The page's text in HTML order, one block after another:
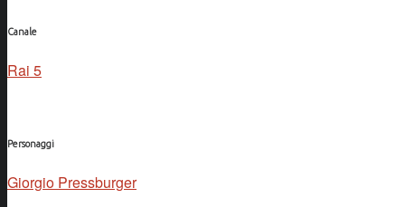
Canale
Rai 5
Personaggi
Giorgio Pressburger